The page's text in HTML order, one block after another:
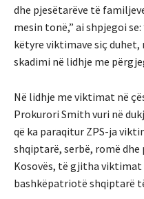
dhe pjesëtarëve të
mesin tonë,” ai shpjegoi
këtyre viktimave siç duhet,
skadimi në lidhje me
Në lidhje me viktimat në
Prokurori Smith vuri në
që ka paraqitur ZPS-ja
shqiptarë, serbë, romë
Kosovës, të gjitha
bashkëpatriotë shqiptarë